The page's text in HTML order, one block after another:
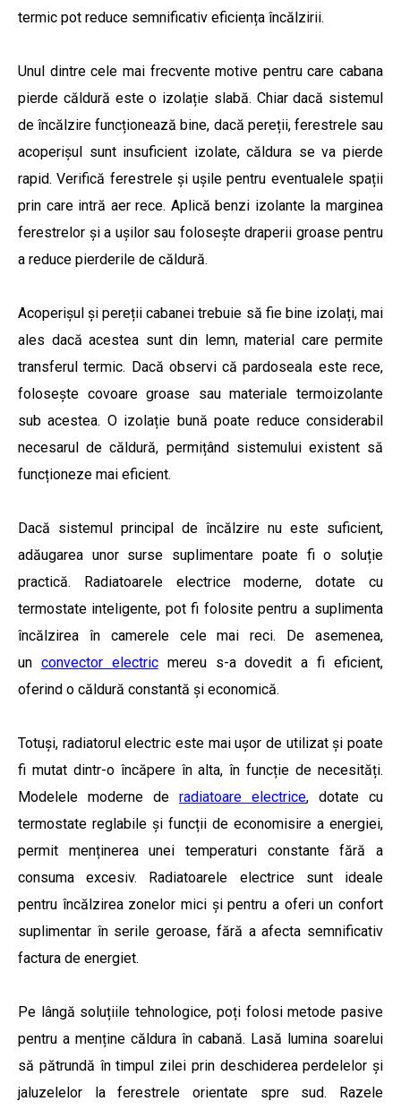
termic pot reduce semnificativ eficiența încălzirii.
Unul dintre cele mai frecvente motive pentru care cabana
pierde căldură este o izolație slabă. Chiar dacă sistemul
de încălzire funcționează bine, dacă pereții, ferestrele sau
acoperișul sunt insuficient izolate, căldura se va pierde
rapid. Verifică ferestrele și ușile pentru eventualele spații
prin care intră aer rece. Aplică benzi izolante la marginea
ferestrelor și a ușilor sau folosește draperii groase pentru
a reduce pierderile de căldură.
Acoperișul și pereții cabanei trebuie să fie bine izolați, mai
ales dacă acestea sunt din lemn, material care permite
transferul termic. Dacă observi că pardoseala este rece,
folosește covoare groase sau materiale termoizolante
sub acestea. O izolație bună poate reduce considerabil
necesarul de căldură, permițând sistemului existent să
funcționeze mai eficient.
Dacă sistemul principal de încălzire nu este suficient,
adăugarea unor surse suplimentare poate fi o soluție
practică. Radiatoarele electrice moderne, dotate cu
termostate inteligente, pot fi folosite pentru a suplimenta
încălzirea în camerele cele mai reci. De asemenea,
un convector electricmereu s-a dovedit a fi eficient,
oferind o căldură constantă și economică.
Totuși, radiatorul electric este mai ușor de utilizat și poate
fi mutat dintr-o încăpere în alta, în funcție de necesități.
Modelele moderne de radiatoare electrice, dotate cu
termostate reglabile și funcții de economisire a energiei,
permit menținerea unei temperaturi constante fără a
consuma excesiv. Radiatoarele electrice sunt ideale
pentru încălzirea zonelor mici și pentru a oferi un confort
suplimentar în serile geroase, fără a afecta semnificativ
factura de energiet.
Pe lângă soluțiile tehnologice, poți folosi metode pasive
pentru a menține căldura în cabană. Lasă lumina soarelui
să pătrundă în timpul zilei prin deschiderea perdelelor și
jaluzelelor la ferestrele orientate spre sud. Razele